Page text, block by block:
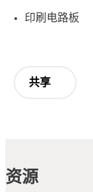
印刷电路板
共享
资源